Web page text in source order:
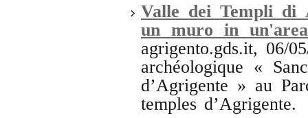
Valle dei Templi di
un muro in
agrigento.gds.it, 06/
archéologique «
d’Agrigente » au
temples d’Agrigente.